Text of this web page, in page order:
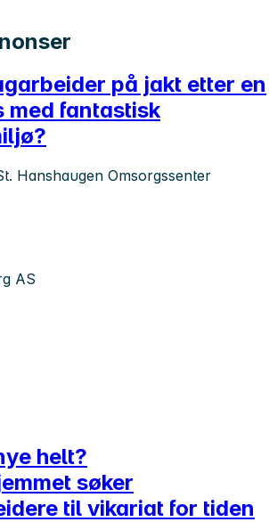
på jakt etter en
med fantastisk
Hanshaugen Omsorgssenter
AS
helt?
søker
til vikariat for tiden